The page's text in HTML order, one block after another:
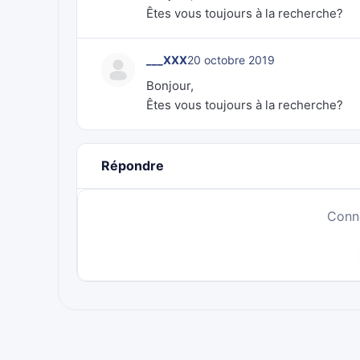
Êtes vous toujours à la recherche?
___XXX20 octobre 2019
Bonjour,
Êtes vous toujours à la recherche?
Répondre